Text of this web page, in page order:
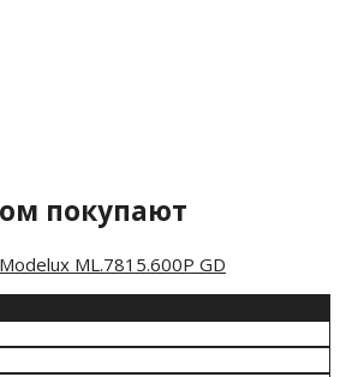
покупают